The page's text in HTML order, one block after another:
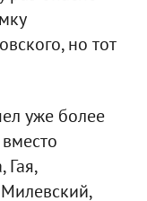
но тот
уже более
Гая,